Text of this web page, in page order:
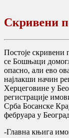
Скривени
Постоје
се Бошњаци
опасно, али ево
најлакши начин
Херцеговине у
регистрације
Срба Босанске
фебруара у
-Главна књига